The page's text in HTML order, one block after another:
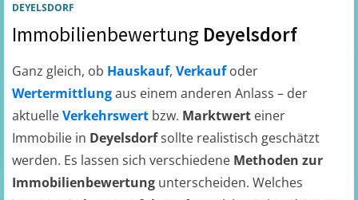
DEYELSDORF
Immobilienbewertung Deyelsdorf
Ganz gleich, ob Hauskauf, Verkaufoder
Wertermittlungaus einem anderen Anlass – der
aktuelleVerkehrswert bzw. Marktwert einer
Immobilie in Deyelsdorfsollte realistisch geschätzt
werden. Es lassen sich verschiedene Methoden zur
Immobilienbewertung unterscheiden. Welches